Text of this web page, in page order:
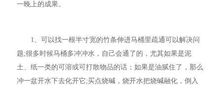
一晚上的成果。
1、可以找一根半寸宽的竹条伸进马桶里疏通可以解决问
题;很多时候马桶多冲冲水，自己会通了的，尤其如果是泥
土、纸一类的可溶或可打散物品的话；如果是油腻住了，那么
冲一盆开水下去化开它;买点烧碱，烧开水把烧碱融化，倒入